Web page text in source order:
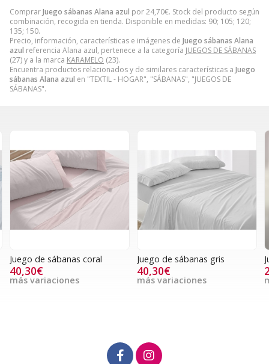
ComprarJuego sábanas Alana azul por24,70€. Stock del producto según
combinación, recogida en tienda. Disponible en medidas: 90; 105; 120;
135; 150.
Precio, información, características e imágenes de Juego sábanas Alana
azul referencia Alana azul, pertenece a la categoría JUEGOS DE SÁBANAS
(27) y a la marca KARAMELO (23).
Encuentra productos relacionados y de similares características a Juego
sábanas Alana azul en "TEXTIL - HOGAR", "SÁBANAS", "JUEGOS DE
SÁBANAS".
Juego de sábanas coral
40,30€
más variaciones
Juego de sábanas gris
40,30€
más variaciones